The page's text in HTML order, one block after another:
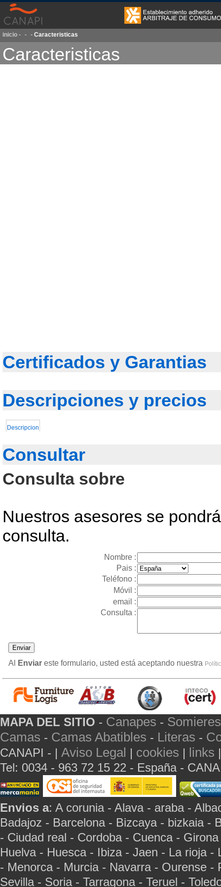
inicio - - - Caracteristicas
Caracteristicas
Certificados y Garantias
Descripciones y precios
Descripcion
Consultar
Consulta sobre
Nuestros asesores se
consulta.
Nombre :
Pais :
Teléfono :
Móvil :
email :
Consulta :
Al Enviar este formulario, usted está aceptando nuestra
MAPA DEL SITIO - Canapes - Somieres
Camas - Camas Abatibles - Literas -
CANAPI - | Aviso Legal | cookies | links
Tel: 0034 - 963 72 15 22 - España -
Envios a: A corunia - Alava - araba -
Badajoz - Barcelona - Bizcaya - bizkaia -
- Ciudad real - Cordoba - Cuenca -
Huelva - Huesca - Ibiza - Jaen - La rioja
- Menorca - Murcia - Navarra - Ourense
Sevilla - Soria - Tarragona - Teruel -